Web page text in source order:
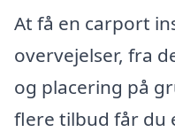
At få en carport
overvejelser, fra
og placering på
flere tilbud får du